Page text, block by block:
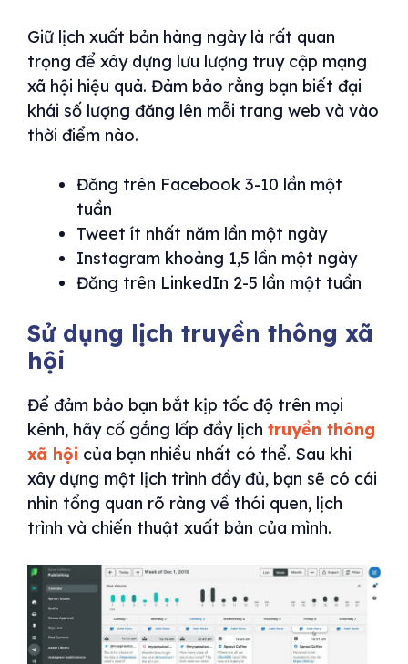
Giữ lịch xuất bản hàng ngày là rất quan
trọng để xây dựng lưu lượng truy cập mạng
xã hội hiệu quả. Đảm bảo rằng bạn biết đại
khái số lượng đăng lên mỗi trang web và vào
thời điểm nào.
Đăng trên Facebook 3-10 lần một
tuần
Tweet ít nhất năm lần một ngày
Instagram khoảng 1,5 lần một ngày
Đăng trên LinkedIn 2-5 lần một tuần
Sử dụng lịch truyền thông xã
hội
Để đảm bảo bạn bắt kịp tốc độ trên mọi
kênh, hãy cố gắng lấp đầy lịch truyền thông
xã hội của bạn nhiều nhất có thể. Sau khi
xây dựng một lịch trình đầy đủ, bạn sẽ có cái
nhìn tổng quan rõ ràng về thói quen, lịch
trình và chiến thuật xuất bản của mình.